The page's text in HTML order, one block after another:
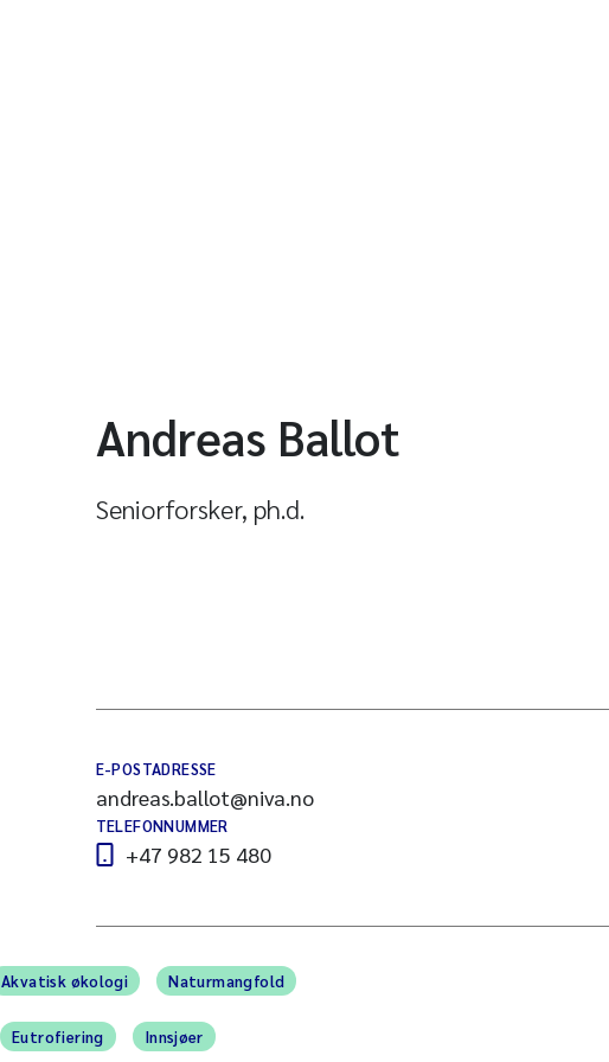
Andreas Ballot
Seniorforsker, ph.d.
E-POSTADRESSE
andreas.ballot@niva.no
TELEFONNUMMER
+47 982 15 480
Akvatisk økologi Naturmangfold
Eutrofiering Innsjøer